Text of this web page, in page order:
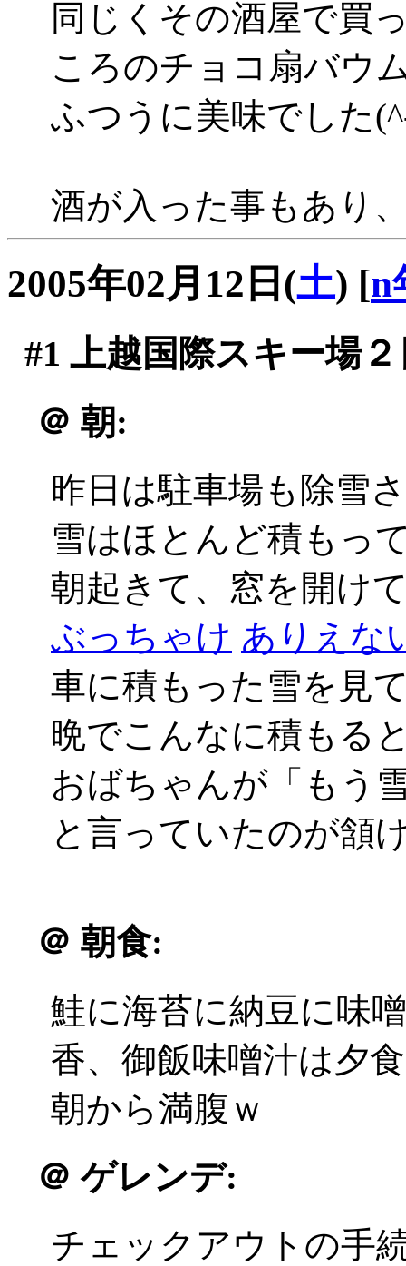
同じくその酒屋で買
ころのチョコ扇バウ
ふつうに美味でした
酒が入った事もあり
2005年02月12日(土) [n
#1 上越国際スキー場
＠ 朝:
昨日は駐車場も除雪
雪はほとんど積もっ
朝起きて、窓を開け
ぶっちゃけ ありえな
車に積もった雪を見
晩でこんなに積もる
おばちゃんが「もう
と言っていたのが頷
＠ 朝食:
鮭に海苔に納豆に味
香、御飯味噌汁は夕
朝から満腹ｗ
＠ ゲレンデ:
チェックアウトの手